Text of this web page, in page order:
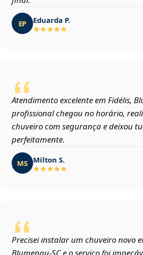
EP Eduarda P.
Atendimento excelente em Fidélis,
profissional chegou no horário,
chuveiro com segurança e deixou
perfeitamente.
MS Milton S.
Precisei instalar um chuveiro novo